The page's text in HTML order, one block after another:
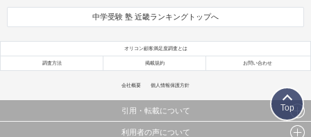
中学受験 塾 近畿ランキングトップへ
オリコン顧客満足度調査とは
調査方法 掲載規約 お問い合わせ
会社概要 個人情報保護方針
引用・転載について
当サイトで公開されている情報（文字、写真、イラスト、画像データ等）及びこれらの配置・
利用者の声について
Top